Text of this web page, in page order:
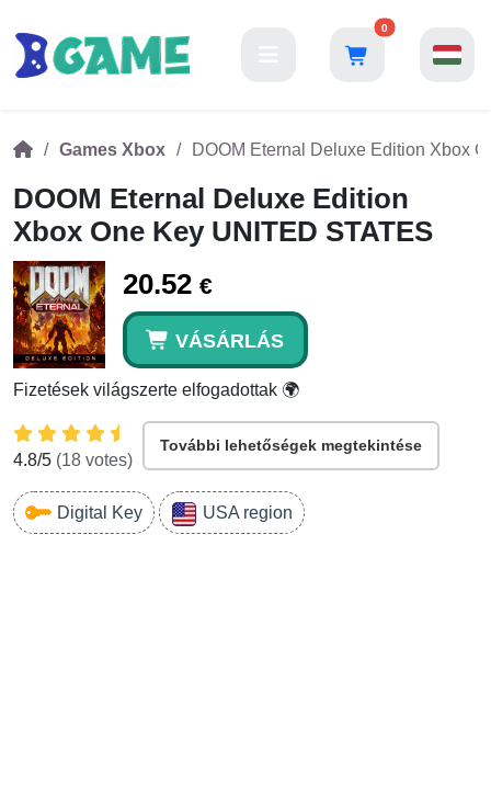
0
Games Xbox DOOM Eternal Deluxe Edition Xbox
DOOM Eternal Deluxe Edition
Xbox One Key UNITED STATES
20.52 €
VÁSÁRLÁS
Fizetések világszerte elfogadottak 🌍
4.8/5 (18 votes)
További lehetőségek megtekintése
Digital Key USA region